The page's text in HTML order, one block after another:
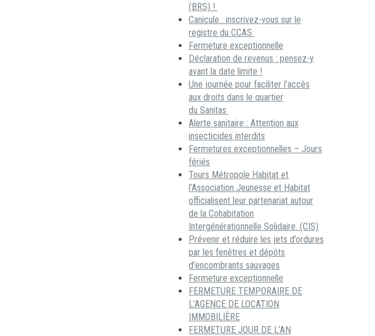
(BRS) !
Canicule : inscrivez-vous sur le
registre du CCAS
Fermeture exceptionnelle
Déclaration de revenus : pensez-y
avant la date limite !
Une journée pour faciliter l’accès
aux droits dans le quartier
du Sanitas
Alerte sanitaire : Attention aux
insecticides interdits
Fermetures exceptionnelles – Jours
fériés
Tours Métropole Habitat et
l’Association Jeunesse et Habitat
officialisent leur partenariat autour
de la Cohabitation
Intergénérationnelle Solidaire. (CIS)
Prévenir et réduire les jets d’ordures
par les fenêtres et dépôts
d’encombrants sauvages
Fermeture exceptionnelle
FERMETURE TEMPORAIRE DE
L’AGENCE DE LOCATION
IMMOBILIÈRE
FERMETURE JOUR DE L’AN